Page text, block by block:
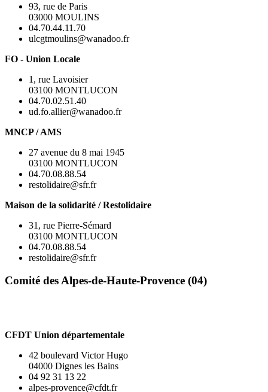
93, rue de Paris
03000 MOULINS
04.70.44.11.70
ulcgtmoulins@wanadoo.fr
FO - Union Locale
1, rue Lavoisier
03100 MONTLUCON
04.70.02.51.40
ud.fo.allier@wanadoo.fr
MNCP / AMS
27 avenue du 8 mai 1945
03100 MONTLUCON
04.70.08.88.54
restolidaire@sfr.fr
Maison de la solidarité / Restolidaire
31, rue Pierre-Sémard
03100 MONTLUCON
04.70.08.88.54
restolidaire@sfr.fr
Comité des Alpes-de-Haute-Provence (04)
CFDT Union départementale
42 boulevard Victor Hugo
04000 Dignes les Bains
04 92 31 13 22
alpes-provence@cfdt.fr